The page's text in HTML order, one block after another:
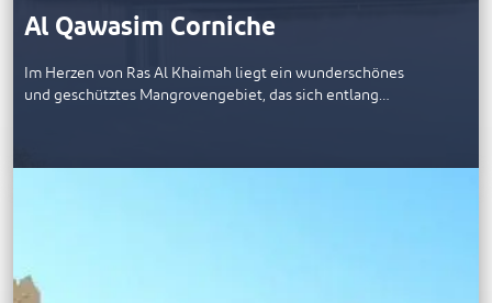
Al Qawasim Corniche
Im Herzen von Ras Al Khaimah liegt ein wunderschönes
und geschütztes Mangrovengebiet, das sich entlang…